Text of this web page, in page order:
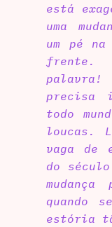
está
uma
um pé
frente.
palavra!
precisa
todo
loucas.
vaga de
do
quando
estória